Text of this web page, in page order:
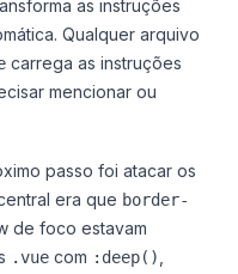
as instruções
Qualquer arquivo
carrega as instruções
mencionar ou
passo foi atacar os
era que border-
de foco estavam
.vue com :deep()